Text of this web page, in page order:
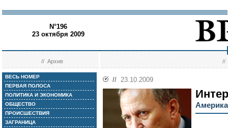
N°196
23 октября 2009
//Архив //
ВЕСЬ НОМЕР
ПЕРВАЯ ПОЛОСА
ПОЛИТИКА И ЭКОНОМИКА
ОБЩЕСТВО
ПРОИСШЕСТВИЯ
ЗАГРАНИЦА
// 23.10.2009